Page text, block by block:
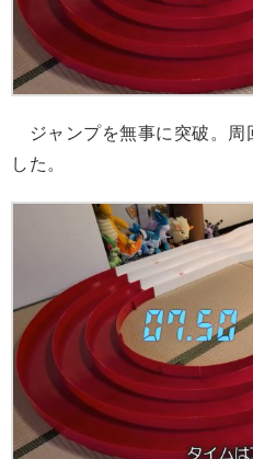
ジャンプを無事に突破。周
した。